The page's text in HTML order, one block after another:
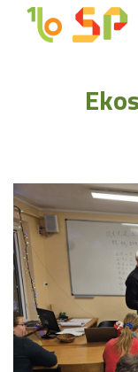
Przykładowe arkusze
Stypendia naukowe
Plan nauczania liceum 4-
Nawigacja
Archiwalna strona Szkoły
Biblioteka Szkolna
EKOSIK
Filmy z wydarzeń
Galeria